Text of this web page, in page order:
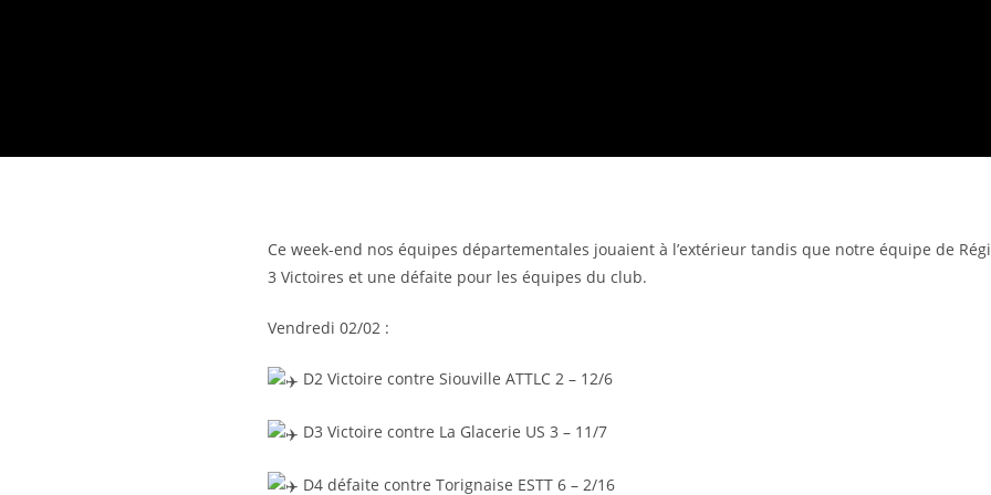
Ce week-end nos équipes départementales jouaient à l’extérieur tandis que notre équipe de
3 Victoires et une défaite pour les équipes du club.
Vendredi 02/02 :
D2 Victoire contre Siouville ATTLC 2 – 12/6
D3 Victoire contre La Glacerie US 3 – 11/7
D4 défaite contre Torignaise ESTT 6 – 2/16